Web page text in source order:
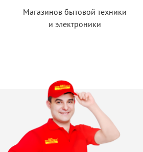
Магазинов бытовой техники
и электроники